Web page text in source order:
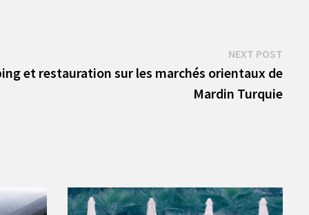
NEXT POSTNext
post:
et restauration sur les marchés orientaux de
Mardin Turquie